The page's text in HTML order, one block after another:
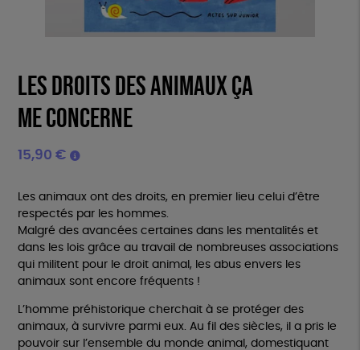
Les droits des animaux ça
me concerne
15,90 €
Les animaux ont des droits, en premier lieu celui d’être
respectés par les hommes.
Malgré des avancées certaines dans les mentalités et
dans les lois grâce au travail de nombreuses associations
qui militent pour le droit animal, les abus envers les
animaux sont encore fréquents !
L’homme préhistorique cherchait à se protéger des
animaux, à survivre parmi eux. Au fil des siècles, il a pris le
pouvoir sur l’ensemble du monde animal, domestiquant